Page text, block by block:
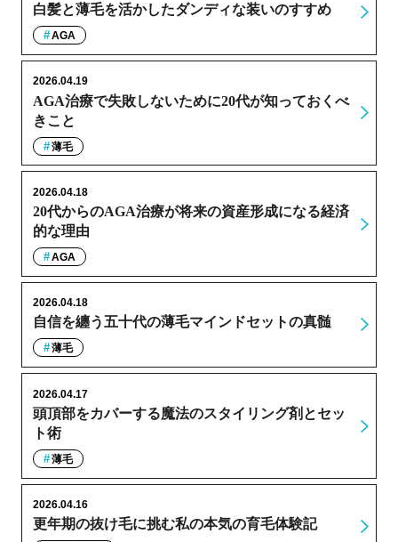
白髪と薄毛を活かしたダンディな装いのすすめ
AGA
AGA治療で失敗しないために20代が知っておくべ
きこと
2026.04.19
薄毛
20代からのAGA治療が将来の資産形成になる経済
的な理由
2026.04.18
AGA
自信を纏う五十代の薄毛マインドセットの真髄
2026.04.18
薄毛
頭頂部をカバーする魔法のスタイリング剤とセッ
ト術
2026.04.17
薄毛
更年期の抜け毛に挑む私の本気の育毛体験記
2026.04.16